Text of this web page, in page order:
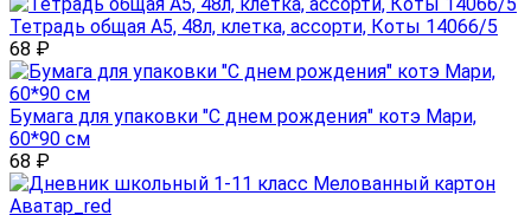
Тетрадь общая А5, 48л, клетка, ассорти, Коты 14066/5
68 ₽
Бумага для упаковки "С днем рождения" котэ Мари,
60*90 см
68 ₽